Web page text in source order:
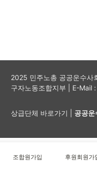
2025 민주노총 공공운수사
구자노동조합지부 | E-Mail
상급단체 바로가기 | 공공운
조합원가입 후원회원가